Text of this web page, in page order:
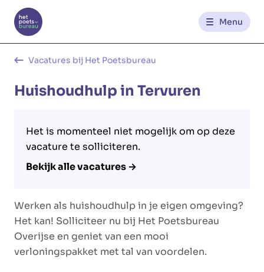
Menu
Glowi Glowi Jobs Het Poetsbureau
NL
Kantoren
Werknemerszone
Klantenzone
Vacatures bij Het Poetsbureau
Huishoudhulp in Tervuren
Het is momenteel niet mogelijk om op deze
vacature te solliciteren.
Bekijk alle vacatures →
Werken als huishoudhulp in je eigen omgeving?
Het kan! Solliciteer nu bij Het Poetsbureau
Overijse en geniet van een mooi
verloningspakket met tal van voordelen.